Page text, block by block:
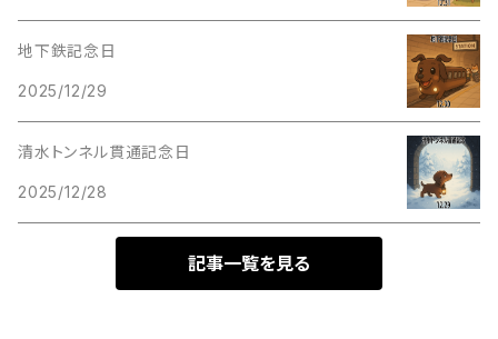
地下鉄記念日
2025/12/29
清水トンネル貫通記念日
2025/12/28
記事一覧を見る